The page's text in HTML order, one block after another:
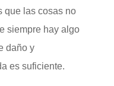
que las cosas no
siempre hay algo
daño y
es suficiente.